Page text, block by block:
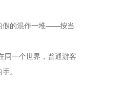
假的混作一堆——按当
同一个世界，普通游客
。